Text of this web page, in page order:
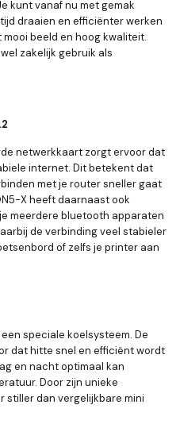
kunt vanaf nu met gemak
draaien en efficiënter werken
beeld en hoog kwaliteit.
zakelijk gebruik als
netwerkkaart zorgt ervoor dat
internet. Dit betekent dat
met je router sneller gaat
X heeft daarnaast ook
meerdere bluetooth apparaten
de verbinding veel stabieler
of zelfs je printer aan
speciale koelsysteem. De
dat hitte snel en efficiënt wordt
en nacht optimaal kan
Door zijn unieke
stiller dan vergelijkbare mini